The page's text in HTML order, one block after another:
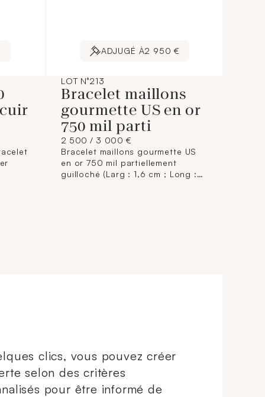
ADJUGÉ À2 950 €
LOT N°213
Bracelet maillons
gourmette US en or
750 mil parti
2 500 / 3 000 €
Bracelet maillons gourmette US
en or 750 mil partiellement
guilloché (Larg : 1,6 cm ; Long :
clics, vous pouvez créer
selon des critères
pour être informé de